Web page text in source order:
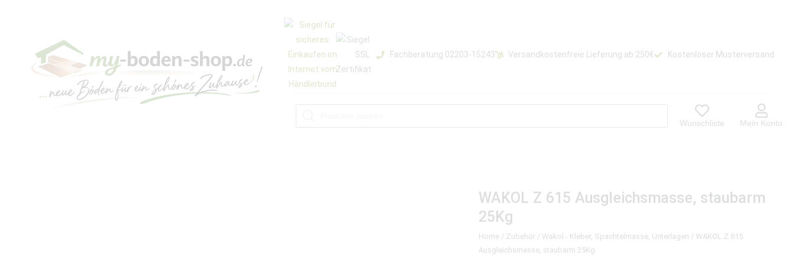
Fachberatung 02203-15243 Versandkostenfreie Lieferung ab 250€ Kostenloser Musterversand
Wunschliste Mein Konto
WAKOL Z 615 Ausgleichsmasse, staubarm
25Kg
Home/ Zubehör/ Wakol - Kleber, Spachtelmasse, Unterlagen / WAKOL Z 615
Ausgleichsmasse, staubarm 25Kg